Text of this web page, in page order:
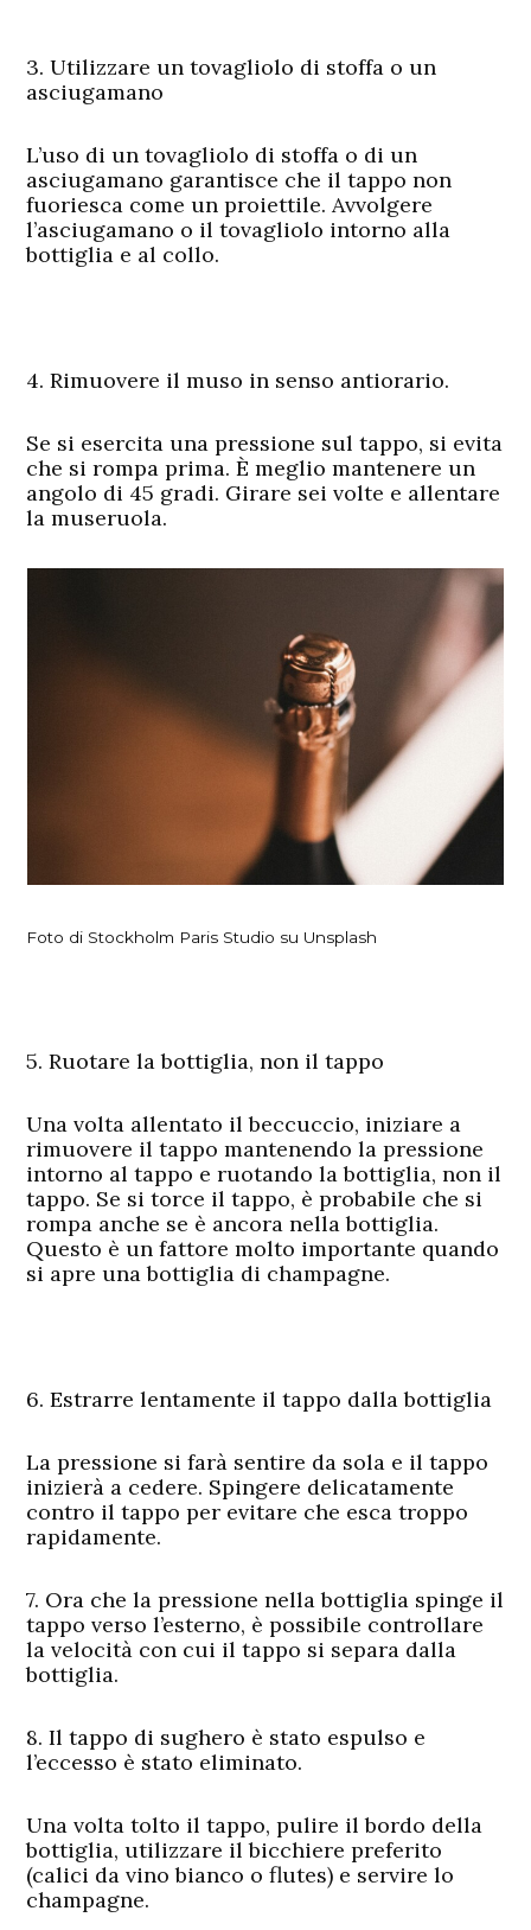
3. Utilizzare un tovagliolo di stoffa o un
asciugamano
L’uso di un tovagliolo di stoffa o di un
asciugamano garantisce che il tappo non
fuoriesca come un proiettile. Avvolgere
l’asciugamano o il tovagliolo intorno alla
bottiglia e al collo.
4. Rimuovere il muso in senso antiorario.
Se si esercita una pressione sul tappo, si evita
che si rompa prima. È meglio mantenere un
angolo di 45 gradi. Girare sei volte e allentare
la museruola.
Foto di Stockholm Paris Studio su Unsplash
5. Ruotare la bottiglia, non il tappo
Una volta allentato il beccuccio, iniziare a
rimuovere il tappo mantenendo la pressione
intorno al tappo e ruotando la bottiglia, non il
tappo. Se si torce il tappo, è probabile che si
rompa anche se è ancora nella bottiglia.
Questo è un fattore molto importante quando
si apre una bottiglia di champagne.
6. Estrarre lentamente il tappo dalla bottiglia
La pressione si farà sentire da sola e il tappo
inizierà a cedere. Spingere delicatamente
contro il tappo per evitare che esca troppo
rapidamente.
7. Ora che la pressione nella bottiglia spinge il
tappo verso l’esterno, è possibile controllare
la velocità con cui il tappo si separa dalla
bottiglia.
8. Il tappo di sughero è stato espulso e
l’eccesso è stato eliminato.
Una volta tolto il tappo, pulire il bordo della
bottiglia, utilizzare il bicchiere preferito
(calici da vino bianco o flutes) e servire lo
champagne.